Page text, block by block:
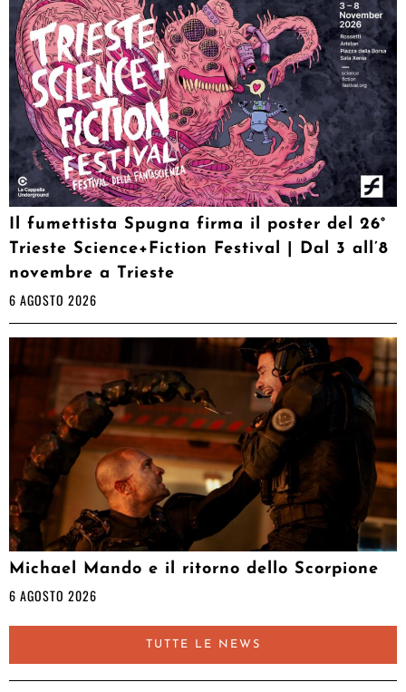
Il fumettista Spugna firma il poster del 26°
Trieste Science+Fiction Festival | Dal 3 all’8
novembre a Trieste
6 AGOSTO 2026
Michael Mando e il ritorno dello Scorpione
6 AGOSTO 2026
TUTTE LE NEWS